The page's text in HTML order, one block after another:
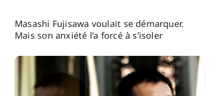
Masashi Fujisawa voulait se démarquer.
Mais son anxiété l’a forcé à s’isoler